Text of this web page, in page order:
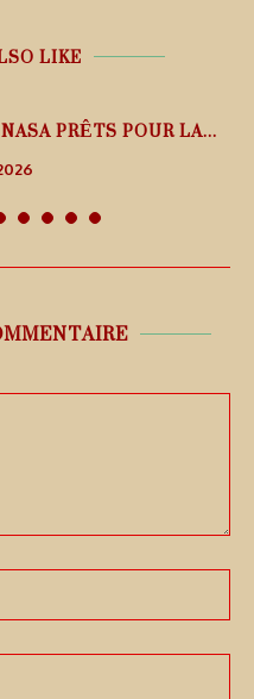
LIKE
PRÊTS POUR LA...